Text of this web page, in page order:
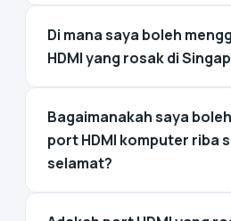
Di mana saya boleh
HDMI yang rosak di
Bagaimanakah saya
port HDMI komputer riba
selamat?